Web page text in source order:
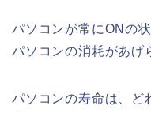
パソコンが常にONの
パソコンの消耗があげ
パソコンの寿命は、ど